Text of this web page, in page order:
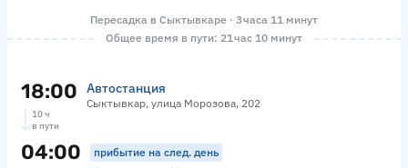
Пересадка в Сыктывкаре · 3 часа 11 минут
Общее время в пути: 21 час 10 минут
18:00 Автостанция
Сыктывкар, улица Морозова, 202
10 ч
в пути
04:00 прибытие на след. день